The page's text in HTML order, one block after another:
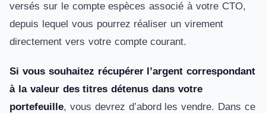
versés sur le compte espèces associé à votre CTO,
depuis lequel vous pourrez réaliser un virement
directement vers votre compte courant.
Si vous souhaitez récupérer l’argent correspondant
à la valeur des titres détenus dans votre
portefeuille, vous devrez d’abord les vendre. Dans ce